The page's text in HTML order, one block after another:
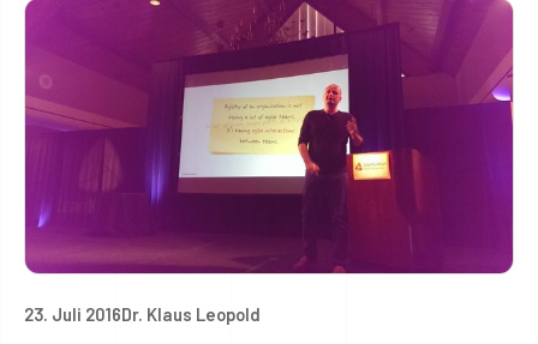
23. Juli 2016Dr. Klaus Leopold